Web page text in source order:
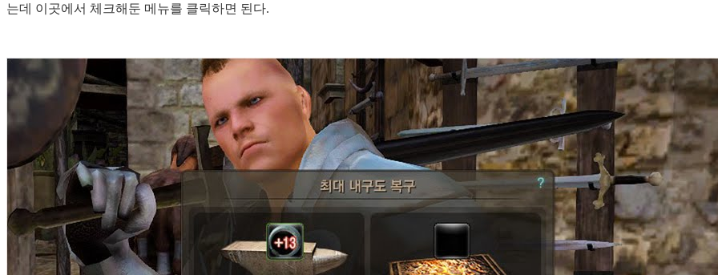
는데 이곳에서 체크해둔 메뉴를 클릭하면 된다.